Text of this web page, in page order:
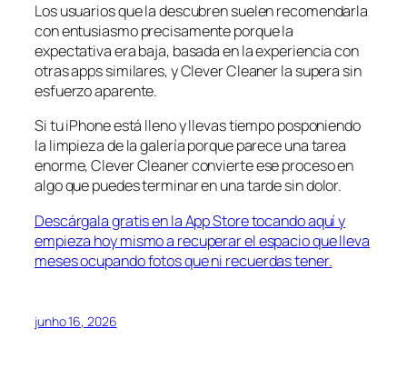
Los usuarios que la descubren suelen recomendarla
con entusiasmo precisamente porque la
expectativa era baja, basada en la experiencia con
otras apps similares, y Clever Cleaner la supera sin
esfuerzo aparente.
Si tu iPhone está lleno y llevas tiempo posponiendo
la limpieza de la galería porque parece una tarea
enorme, Clever Cleaner convierte ese proceso en
algo que puedes terminar en una tarde sin dolor.
Descárgala gratis en la App Store tocando aquí y
empieza hoy mismo a recuperar el espacio que lleva
meses ocupando fotos que ni recuerdas tener.
junho 16, 2026